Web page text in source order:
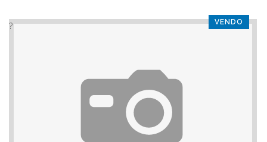
VENDO
?>